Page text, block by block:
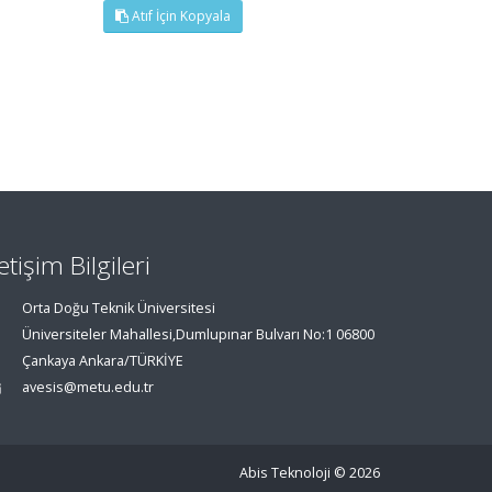
Atıf İçin Kopyala
Bilgileri
Orta Doğu Teknik Üniversitesi
Üniversiteler Mahallesi,Dumlupınar Bulvarı No:1 06800
Çankaya Ankara/TÜRKİYE
avesis@metu.edu.tr
Abis Teknoloji © 2026